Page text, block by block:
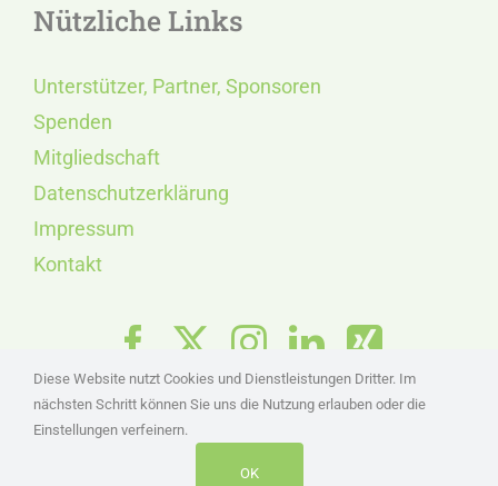
Nützliche Links
Unterstützer, Partner, Sponsoren
Spenden
Mitgliedschaft
Datenschutzerklärung
Impressum
Kontakt
Diese Website nutzt Cookies und Dienstleistungen Dritter. Im
nächsten Schritt können Sie uns die Nutzung erlauben oder die
Einstellungen verfeinern.
OK